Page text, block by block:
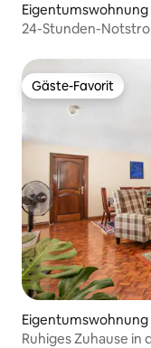
Eigentumswohnung
24-Stunden-
Gäste-Favorit
Gäste-Favorit
Eigentumswohnung
Ruhiges Zuhause in